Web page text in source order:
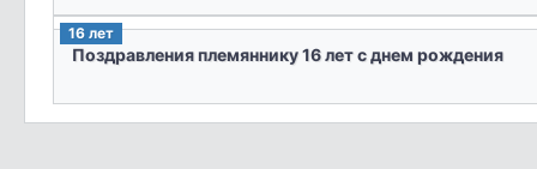
16 лет
Поздравления племяннику 16 лет с днем рождения